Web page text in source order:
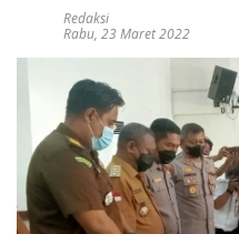
Redaksi
Rabu, 23 Maret 2022